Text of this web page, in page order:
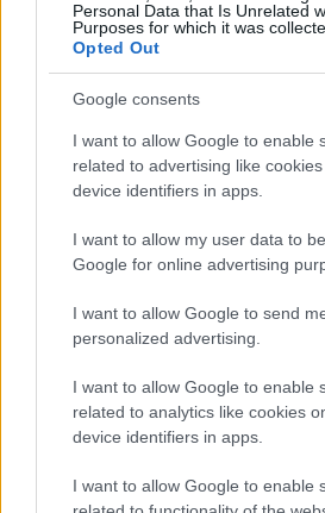
Personal Data that Is Unrelated
Purposes for which it was
Opted Out
Google consents
I want to allow Google to enable
related to advertising like
device identifiers in apps.
I want to allow my user data to
Google for online advertising
I want to allow Google to send
personalized advertising.
I want to allow Google to enable
related to analytics like cookies
device identifiers in apps.
I want to allow Google to enable
Sonate in g BWV 1029
CSELLÓ SZVITEK– június
(közreműködik BÁN ISTVÁN
Vater unser im Himmelreich
Suite in d BWV 1008
Vater unser im Himmelreich
Partita in d BWV 1013